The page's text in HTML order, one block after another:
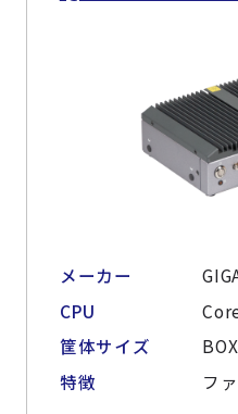
メーカー
CPU
筐体サイズ
特徴
フ